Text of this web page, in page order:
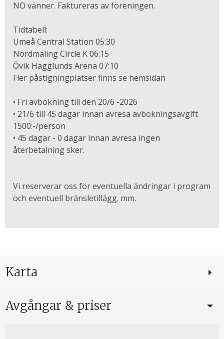
NO vänner. Faktureras av föreningen.
Tidtabell:
Umeå Central Station 05:30
Nordmaling Circle K 06:15
Övik Hägglunds Arena 07:10
Fler påstigningplatser finns se hemsidan
• Fri avbokning till den 20/6 -2026
• 21/6 till 45 dagar innan avresa avbokningsavgift
1500:-/person
• 45 dagar - 0 dagar innan avresa ingen
återbetalning sker.
Vi reserverar oss för eventuella ändringar i program
och eventuell bränsletillägg. mm.
Karta
Avgångar & priser